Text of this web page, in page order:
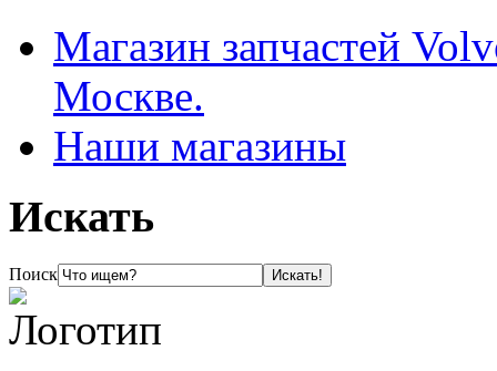
Магазин запчастей
Москве.
Наши магазины
Искать
Поиск